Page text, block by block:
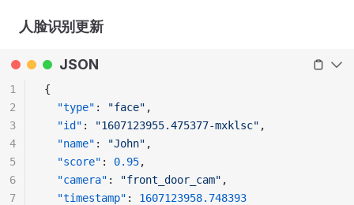
人脸识别更新
JSON
{
  "type"
: "face" ,
  "id"
: "1607123955.475377-mxklsc" ,
  "name"
: "John" ,
  "score"
: 0.95,
  "camera"
: "front_door_cam" ,
  "timestamp"
: 1607123958.748393
1
2
3
4
5
6
7